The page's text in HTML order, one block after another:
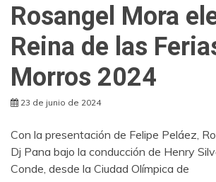
Rosangel Mora
Reina de las
Morros 2024
23 de junio de 2024
Con la presentación de Felipe Peláez,
Dj Pana bajo la conducción de Henry
Conde, desde la Ciudad Olímpica de